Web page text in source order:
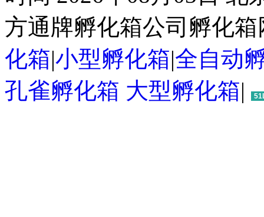
方通牌孵化箱公司孵化
化箱|小型孵化箱|全自动
孔雀孵化箱 大型孵化箱|